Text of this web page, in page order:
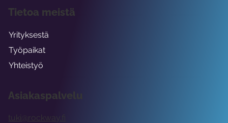
Asiakaspalvelu
tuki@rockway.fi
Tietoa meistä
Yrityksestä
Työpaikat
Yhteistyö